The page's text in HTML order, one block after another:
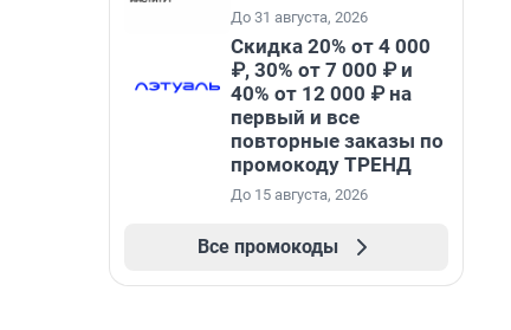
До 31 августа, 2026
Скидка 20% от 4 000
₽, 30% от 7 000 ₽ и
40% от 12 000 ₽ на
первый и все
повторные заказы по
промокоду ТРЕНД
До 15 августа, 2026
Все промокоды